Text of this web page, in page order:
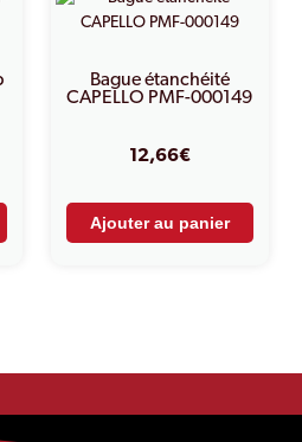
Bague étanchéité
CAPELLO PMF-000149
12,66€
Ajouter au panier